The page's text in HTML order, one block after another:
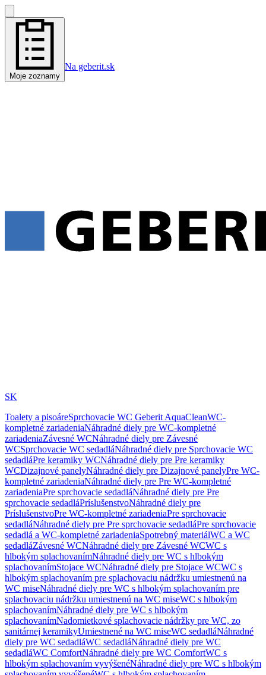
Moje zoznamy
Na geberit.sk
SK
Toalety a pisoáreSprchovacie WC Geberit AquaCleanWC-
kompletné zariadeniaNáhradné diely pre WC-kompletné
zariadeniaZávesné WCNáhradné diely pre Závesné
WCSprchovacie WC sedadláNáhradné diely pre Sprchovacie WC
sedadláPre keramiky WCNáhradné diely pre Pre keramiky
WCDizajnové panelyNáhradné diely pre Dizajnové panelyPre WC-
kompletné zariadeniaNáhradné diely pre Pre WC-kompletné
zariadeniaPre sprchovacie sedadláNáhradné diely pre Pre
sprchovacie sedadláPríslušenstvoNáhradné diely pre
PríslušenstvoPre WC-kompletné zariadeniaPre sprchovacie
sedadláNáhradné diely pre Pre sprchovacie sedadláPre sprchovacie
sedadlá a WC-kompletné zariadeniaSpotrebný materiálWC a WC
sedadláZávesné WCNáhradné diely pre Závesné WCWC s
hlbokým splachovanímNáhradné diely pre WC s hlbokým
splachovanímStojace WCNáhradné diely pre Stojace WCWC s
hlbokým splachovaním pre splachovaciu nádržku umiestnenú na
WC miseNáhradné diely pre WC s hlbokým splachovaním pre
splachovaciu nádržku umiestnenú na WC miseWC s hlbokým
splachovanímNáhradné diely pre WC s hlbokým
splachovanímNadomietkové splachovacie nádržky pre WC, zo
sanitárnej keramikyUmiestnené na WC miseWC sedadláNáhradné
diely pre WC sedadláWC sedadláNáhradné diely pre WC
sedadláWC ComfortNáhradné diely pre WC ComfortWC s
hlbokým splachovaním vyvýšenéNáhradné diely pre WC s hlbokým